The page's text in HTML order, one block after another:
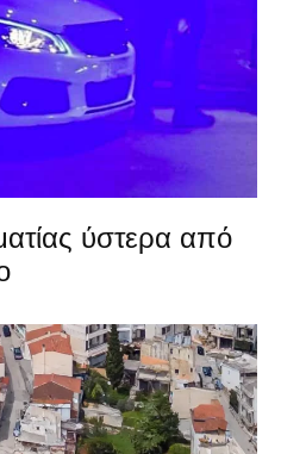
ύστερα από